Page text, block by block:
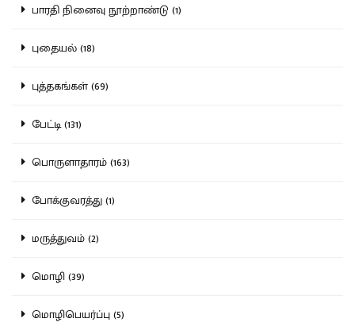
பாரதி நினைவு நூற்றாண்டு (1)
புதையல் (18)
புத்தகங்கள் (69)
பேட்டி (131)
பொருளாதாரம் (163)
போக்குவரத்து (1)
மருத்துவம் (2)
மொழி (39)
மொழிபெயர்ப்பு (5)